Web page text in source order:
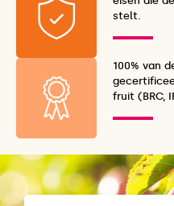
stelt.
100% van
fruit (BRC,